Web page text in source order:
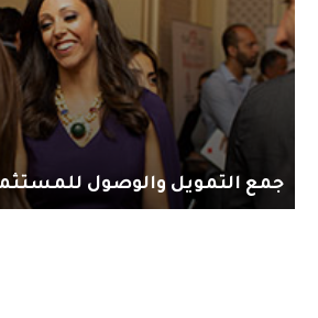
جمع التمويل والوصول